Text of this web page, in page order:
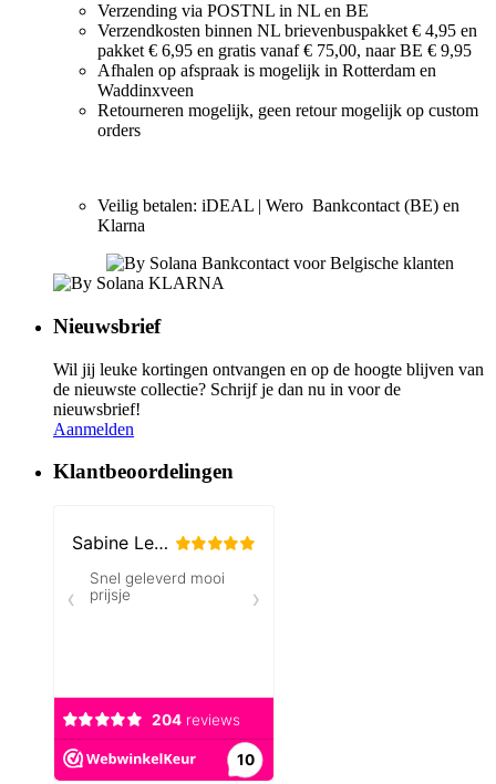
Verzending via POSTNL in NL en BE
Verzendkosten binnen NL brievenbuspakket € 4,95 en
pakket € 6,95 en gratis vanaf € 75,00, naar BE € 9,95
Afhalen op afspraak is mogelijk in Rotterdam en
Waddinxveen
Retourneren mogelijk, geen retour mogelijk op custom
orders
Veilig betalen: iDEAL | Wero Bankcontact (BE) en
Klarna
Nieuwsbrief
Wil jij leuke kortingen ontvangen en op de hoogte blijven van
de nieuwste collectie? Schrijf je dan nu in voor de
nieuwsbrief!
Aanmelden
Klantbeoordelingen